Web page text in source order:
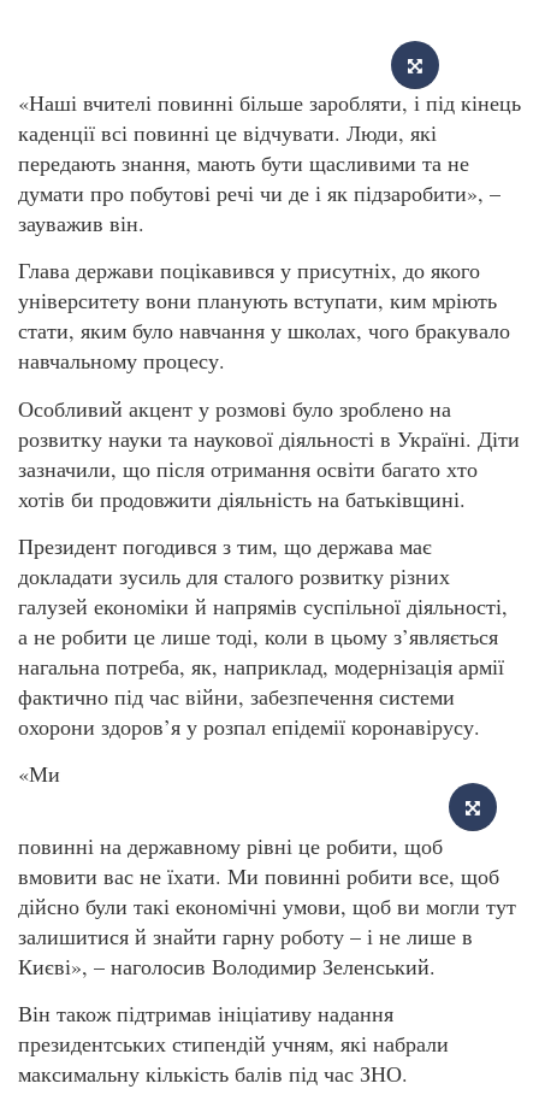
«Наші вчителі повинні більше заробляти, і під кінець
каденції всі повинні це відчувати. Люди, які
передають знання, мають бути щасливими та не
думати про побутові речі чи де і як підзаробити», –
зауважив він.
Глава держави поцікавився у присутніх, до якого
університету вони планують вступати, ким мріють
стати, яким було навчання у школах, чого бракувало
навчальному процесу.
Особливий акцент у розмові було зроблено на
розвитку науки та наукової діяльності в Україні. Діти
зазначили, що після отримання освіти багато хто
хотів би продовжити діяльність на батьківщині.
Президент погодився з тим, що держава має
докладати зусиль для сталого розвитку різних
галузей економіки й напрямів суспільної діяльності,
а не робити це лише тоді, коли в цьому з’являється
нагальна потреба, як, наприклад, модернізація армії
фактично під час війни, забезпечення системи
охорони здоров’я у розпал епідемії коронавірусу.
«Ми
повинні на державному рівні це робити, щоб
вмовити вас не їхати. Ми повинні робити все, щоб
дійсно були такі економічні умови, щоб ви могли тут
залишитися й знайти гарну роботу – і не лише в
Києві», – наголосив Володимир Зеленський.
Він також підтримав ініціативу надання
президентських стипендій учням, які набрали
максимальну кількість балів під час ЗНО.